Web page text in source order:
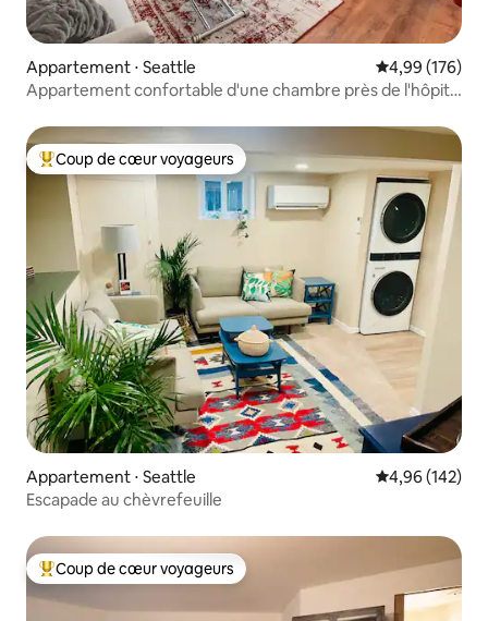
Appartement ⋅ Seattle Évaluation
4,99 (176)
Appartement confortable d'une chambre près de l'hôpital
Coups de cœur voyageurs les plus appréciés
Coup de cœur voyageurs
Appartement ⋅ Seattle Évaluation
4,96 (142)
Escapade au chèvrefeuille
Coups de cœur voyageurs les plus appréciés
Coup de cœur voyageurs